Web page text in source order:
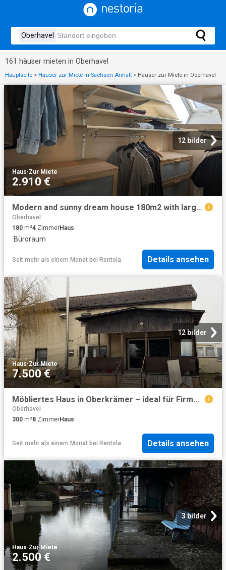
161 häuser mieten in Oberhavel
Hauptseite > Häuser zur Miete in Sachsen-Anhalt > Häuser zur Miete in Oberhavel
12 bilder
Haus·Zur Miete
2.910 €
Modern and sunny dream house 180m2 with large garden, balcony, terrace and parking spaces in Marwitz / Velten
Oberhavel
180 m²4 ZimmerHaus
·Büroraum
Seit mehr als einem Monat bei Rentola Details ansehen
12 bilder
Haus·Zur Miete
7.500 €
Möbliertes Haus in Oberkrämer – ideal für Firmen, Monteure & große Gruppen
Oberhavel
300 m²8 ZimmerHaus
Seit mehr als einem Monat bei Rentola Details ansehen
3 bilder
Haus·Zur Miete
2.500 €